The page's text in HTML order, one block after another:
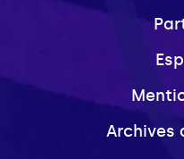
Archives